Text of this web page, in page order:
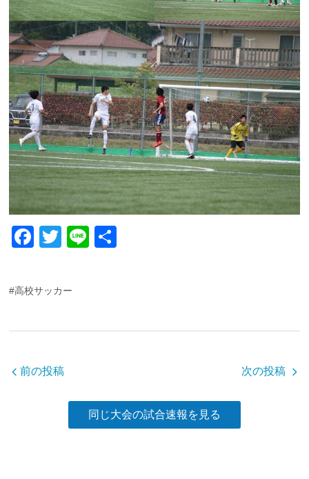
F
c
e
b
o
T
Li
#高校サッカー
前の投稿 次の投稿
同じ大会の試合速報を見る